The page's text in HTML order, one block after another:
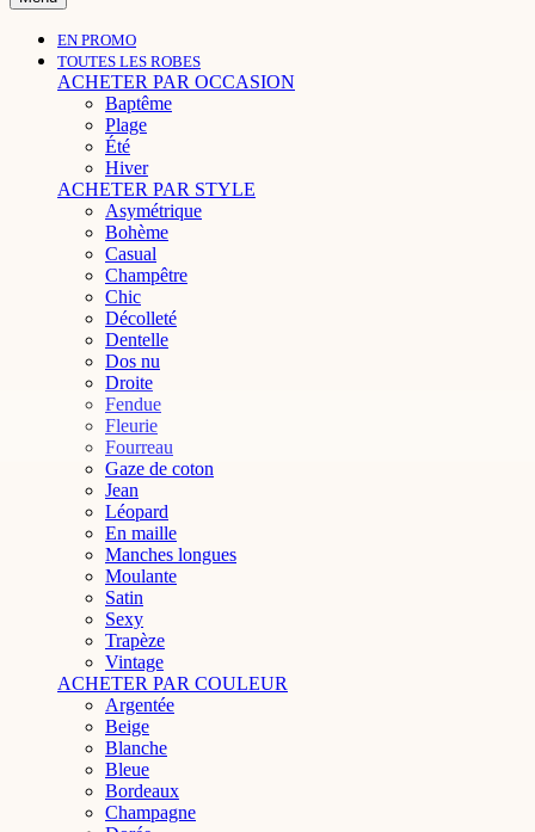
EN PROMO
TOUTES LES ROBES
ACHETER PAR OCCASION
Baptême
Plage
Été
Hiver
ACHETER PAR STYLE
Asymétrique
Bohème
Casual
Champêtre
Chic
Décolleté
Dentelle
Dos nu
Droite
Fendue
Fleurie
Fourreau
Gaze de coton
Jean
Léopard
En maille
Manches longues
Moulante
Satin
Sexy
Trapèze
Vintage
ACHETER PAR COULEUR
Argentée
Beige
Blanche
Bleue
Bordeaux
Champagne